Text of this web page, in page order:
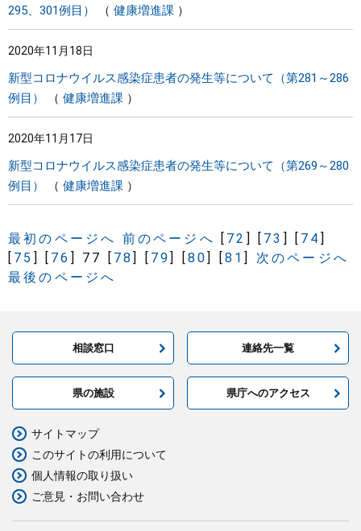
295、301例目）
健康増進課
2020年11月18日
新型コロナウイルス感染症患者の発生等について（第281～286
例目）
健康増進課
2020年11月17日
新型コロナウイルス感染症患者の発生等について（第269～280
例目）
健康増進課
最初のページへ 前のページへ [ 72 ] [ 73 ] [ 74 ]
[ 75 ] [ 76 ] 77 [ 78] [ 79] [80] [81]
次のページへ
最後のページへ
相談窓口 連絡先一覧
県の施設 県庁へのアクセス
サイトマップ
このサイトの利用について
個人情報の取り扱い
ご意見・お問い合わせ